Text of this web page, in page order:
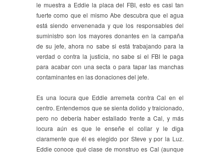
le muestra a Eddie la placa del FBI, esto es casi tan
fuerte como que el mismo Abe descubra que el agua
está siendo envenenada y que los responsables del
suministro son los mayores donantes en la campaña
de su jefe, ahora no sabe si está trabajando para la
verdad o contra la justicia, no sabe si el FBI le paga
para acabar con una secta o para tapar las manchas
contaminantes en las donaciones del jefe.
Es una locura que Eddie arremeta contra Cal en el
centro. Entendemos que se sienta dolido y traicionado,
pero no debería haber estallado frente a Cal, y más
locura aún es que le enseñe el collar y le diga
claramente que él es elegido por Steve y por la Luz.
Eddie conoce qué clase de monstruo es Cal (aunque